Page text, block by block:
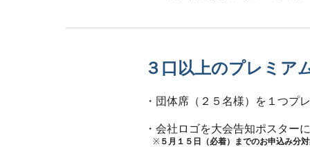
３口以上のプレミア
・団体席（２５名様）を１つプ
・会社ロゴを大会告知ポスター
※ ５月１５日（必着）までのお申込み分